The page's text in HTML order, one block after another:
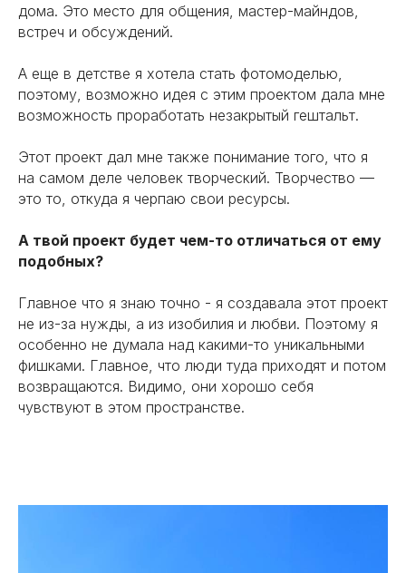
дома. Это место для общения, мастер-майндов,
встреч и обсуждений.
А еще в детстве я хотела стать фотомоделью,
поэтому, возможно идея с этим проектом дала мне
возможность проработать незакрытый гештальт.
Этот проект дал мне также понимание того, что я
на самом деле человек творческий. Творчество —
это то, откуда я черпаю свои ресурсы.
А твой проект будет чем-то отличаться от ему
подобных?
Главное что я знаю точно - я создавала этот проект
не из-за нужды, а из изобилия и любви. Поэтому я
особенно не думала над какими-то уникальными
фишками. Главное, что люди туда приходят и потом
возвращаются. Видимо, они хорошо себя
чувствуют в этом пространстве.